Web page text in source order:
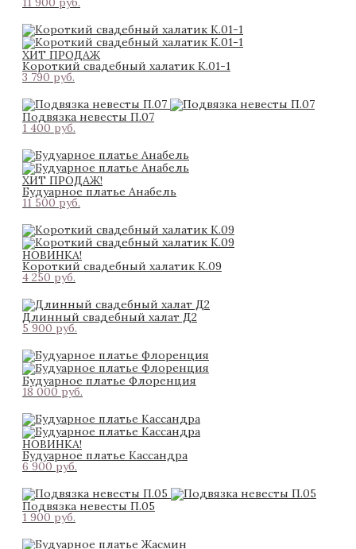
ХИТ ПРОДАЖ
Короткий свадебный халатик К.01-1
3 790 pуб.
Подвязка невесты П.07
1 400 pуб.
ХИТ ПРОДАЖ!
Будуарное платье Анабель
11 500 pуб.
НОВИНКА!
Короткий свадебный халатик К.09
4 250 pуб.
Длинный свадебный халат Д2
5 900 pуб.
Будуарное платье Флоренция
18 000 pуб.
НОВИНКА!
Будуарное платье Кассандра
6 900 pуб.
Подвязка невесты П.05
1 900 pуб.